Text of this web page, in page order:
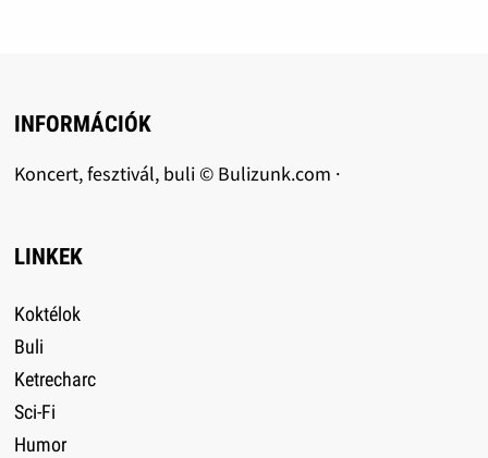
INFORMÁCIÓK
Koncert, fesztivál, buli © Bulizunk.com ·
LINKEK
Koktélok
Buli
Ketrecharc
Sci-Fi
Humor